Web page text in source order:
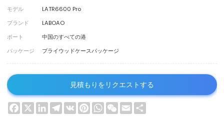
モデル
LATR6600 Pro
ブランド
LABOAO
ポート
中国のすべての港
パッケージ
プライウッドケースパッケージ
見積もりをリクエストする
Facebook
X LinkedInTelegram
VK PinterestWhatsApp
WeChat
Email